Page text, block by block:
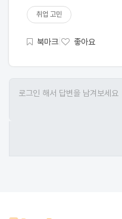
취업 고민
북마크| 좋아요